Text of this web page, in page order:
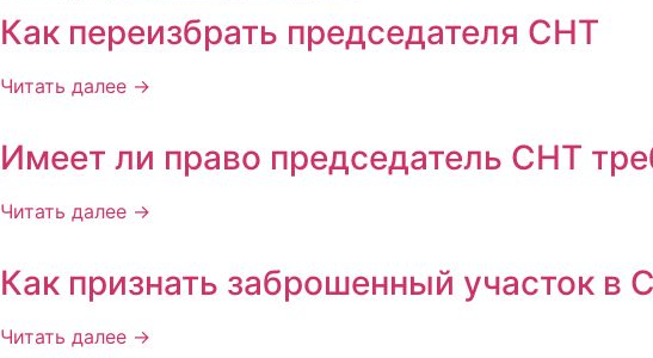
Как переизбрать председателя СНТ
Читать далее →
Имеет ли право председатель СНТ
Читать далее →
Как признать заброшенный участок
Читать далее →